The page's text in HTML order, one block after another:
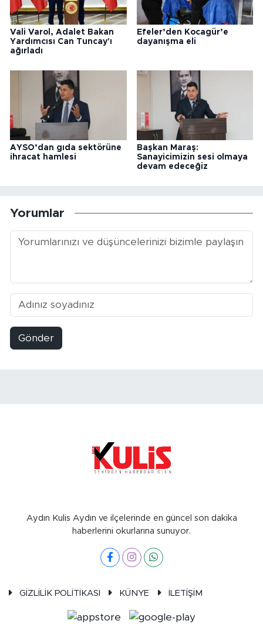
Vali Varol, Adalet Bakan
Yardımcısı Can Tuncay'ı
ağırladı
Efeler’den Kocagür’e
dayanışma eli
AYSO’dan gıda sektörüne
ihracat hamlesi
Başkan Maraş:
Sanayicimizin sesi olmaya
devam edeceğiz
Yorumlar
Gönder
Aydın Kulis Aydın ve ilçelerinde en güncel son dakika
haberlerini okurlarına sunuyor.
GİZLİLİK POLİTİKASI KÜNYE İLETİŞİM